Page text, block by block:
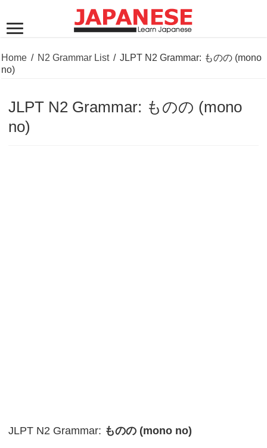
Home / N2 Grammar List / JLPT N2 Grammar: ものの (mono
no)
JLPT N2 Grammar: ものの (mono
no)
JLPT N2 Grammar: ものの (mono no)